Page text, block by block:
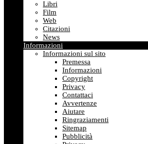
Libri
Film
Web
Citazioni
News
Informazioni
Informazioni sul sito
Premessa
Informazioni
Copyright
Privacy
Contattaci
Avvertenze
Aiutare
Ringraziamenti
Sitemap
Pubblicità